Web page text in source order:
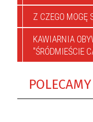
Z CZEGO MOGĘ
KAWIARNIA
"ŚRÓDMIEŚCIE
POLECAMY